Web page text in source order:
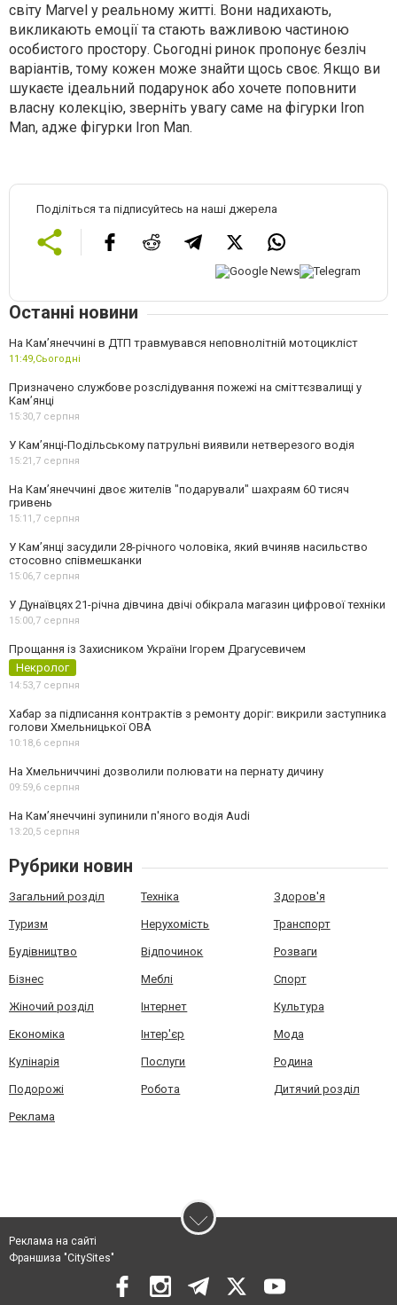
світу Marvel у реальному житті. Вони надихають,
викликають емоції та стають важливою частиною
особистого простору. Сьогодні ринок пропонує безліч
варіантів, тому кожен може знайти щось своє. Якщо ви
шукаєте ідеальний подарунок або хочете поповнити
власну колекцію, зверніть увагу саме на фігурки Iron
Man, адже фігурки Iron Man.
Поділіться та підписуйтесь на наші джерела
Останні новини
На Кам’янеччині в ДТП травмувався неповнолітній мотоцикліст
11:49,Сьогодні
Призначено службове розслідування пожежі на сміттєзвалищі у
Кам’янці
15:30,7 серпня
У Кам’янці-Подільському патрульні виявили нетверезого водія
15:21,7 серпня
На Камʼянеччині двоє жителів "подарували" шахраям 60 тисяч
гривень
15:11,7 серпня
У Камʼянці засудили 28-річного чоловіка, який вчиняв насильство
стосовно співмешканки
15:06,7 серпня
У Дунаївцях 21-річна дівчина двічі обікрала магазин цифрової техніки
15:00,7 серпня
Прощання із Захисником України Ігорем Драгусевичем
Некролог
14:53,7 серпня
Хабар за підписання контрактів з ремонту доріг: викрили заступника
голови Хмельницької ОВА
10:18,6 серпня
На Хмельниччині дозволили полювати на пернату дичину
09:59,6 серпня
На Камʼянеччині зупинили п'яного водія Audi
13:20,5 серпня
Рубрики новин
Загальний розділ Техніка Здоров'я
Туризм Нерухомість Транспорт
Будівництво Відпочинок Розваги
Бізнес Меблі Спорт
Жіночий розділ Інтернет Культура
Економіка Інтер'єр Мода
Кулінарія Послуги Родина
Подорожі Робота Дитячий розділ
Реклама
Реклама на сайті
Франшиза "CitySites"